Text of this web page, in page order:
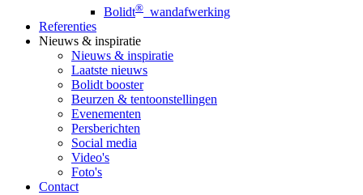
Bolidt® wandafwerking
Referenties
Nieuws & inspiratie
Nieuws & inspiratie
Laatste nieuws
Bolidt booster
Beurzen & tentoonstellingen
Evenementen
Persberichten
Social media
Video's
Foto's
Contact